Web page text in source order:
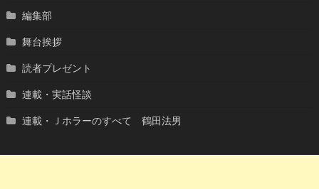
編集部
舞台挨拶
読者プレゼント
連載・実話怪談
連載・Ｊホラーのすべて 鶴田法男